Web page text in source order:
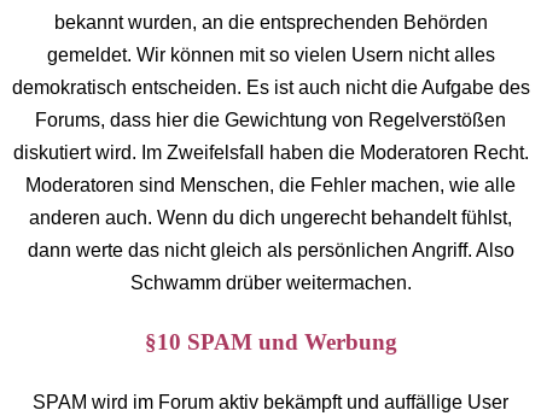
bekannt wurden, an die entsprechenden Behörden
gemeldet. Wir können mit so vielen Usern nicht alles
demokratisch entscheiden. Es ist auch nicht die Aufgabe des
Forums, dass hier die Gewichtung von Regelverstößen
diskutiert wird. Im Zweifelsfall haben die Moderatoren Recht.
Moderatoren sind Menschen, die Fehler machen, wie alle
anderen auch. Wenn du dich ungerecht behandelt fühlst,
dann werte das nicht gleich als persönlichen Angriff. Also
Schwamm drüber weitermachen.
§10 SPAM und Werbung
SPAM wird im Forum aktiv bekämpft und auffällige User